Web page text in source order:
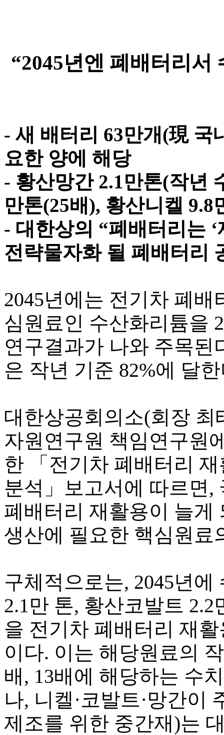
“2045년엔 폐배터리서
- 새 배터리 63만개(現 국
요한 양에 해당
- 황산망간 2.1만톤(작년
만톤(25배), 황산니켈 9.8
- 대한상의 “폐배터리는 ‘
전략물자화 될 폐배터리
2045년에는 전기차 폐
심원료인 수산화리튬을
연구결과가 나와 주목된
은 작년 기준 82%에 달
대한상공회의소(회장
자원연구원 책임연구원
한 「전기차 폐배터리
분석」보고서에 따르면,
폐배터리 재활용이 늘게
생산에 필요한 핵심원료
구체적으로는, 2045년
2.1만 톤, 황산코발트
을 전기차 폐배터리 재
이다. 이는 해당원료의
배, 13배에 해당하는 수
나, 니켈·코발트·망간이
제조를 위한 중간재)는